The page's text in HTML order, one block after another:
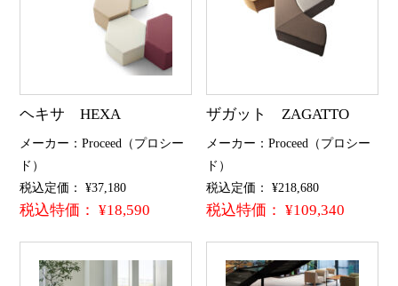
ヘキサ HEXA
メーカー：Proceed（プロシー
ド）
税込定価： ¥37,180
税込特価： ¥18,590
ザガット ZAGATTO
メーカー：Proceed（プロシー
ド）
税込定価： ¥218,680
税込特価： ¥109,340